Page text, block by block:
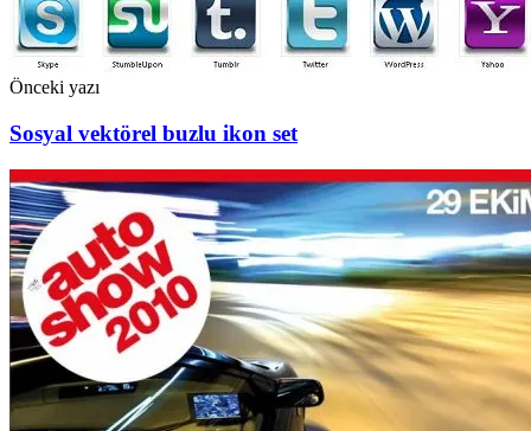
Önceki yazı
Sosyal vektörel buzlu ikon set